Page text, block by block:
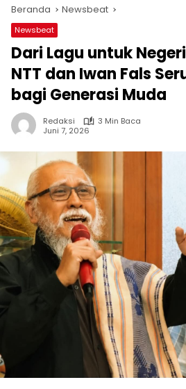
Beranda Newsbeat
Newsbeat
Dari Lagu untuk
NTT dan Iwan Fals
bagi Generasi Muda
Redaksi
3 Min Baca
Juni 7, 2026